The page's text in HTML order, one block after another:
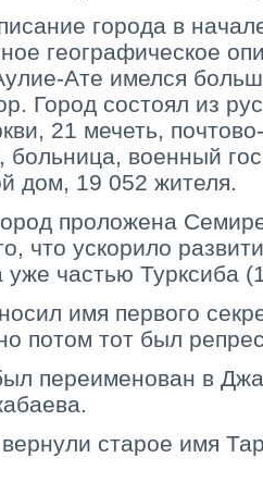
города в
географическое
Ате имелся
Город состоял из
21 мечеть,
больница, военный
дом, 19 052 жителя.
проложена
что ускорило
уже частью Турксиба
имя первого
потом тот был
переименован в
старое имя